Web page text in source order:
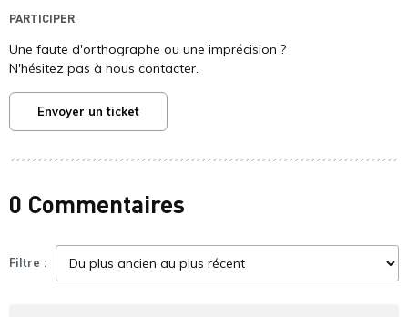
PARTICIPER
Une faute d'orthographe ou une imprécision ?
N'hésitez pas à nous contacter.
Envoyer un ticket
0 Commentaires
Filtre :